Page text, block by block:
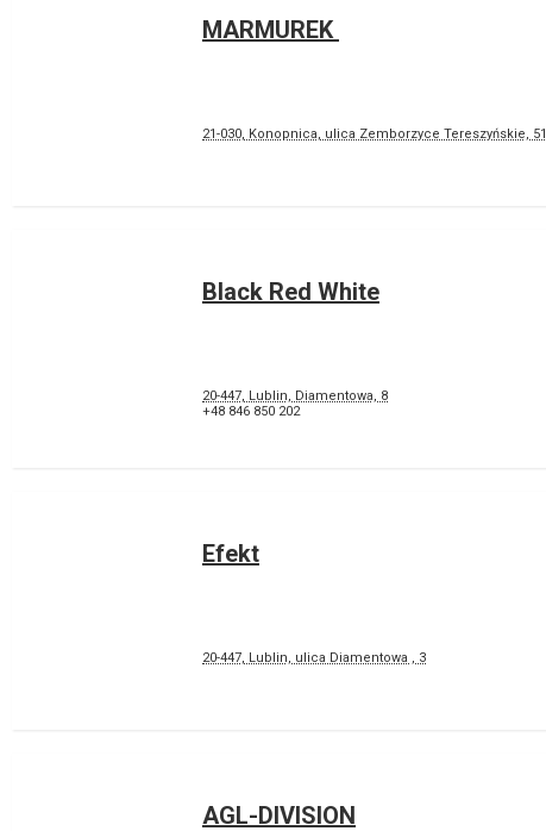
MARMUREK
21-030, Konopnica, ulica Zemborzyce Tereszyńskie, 51
Black Red White
20-447, Lublin, Diamentowa, 8
+48 846 850 202
Efekt
20-447, Lublin, ulica Diamentowa , 3
AGL-DIVISION